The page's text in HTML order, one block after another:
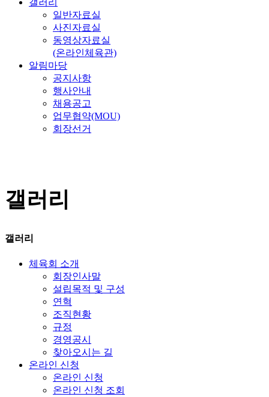
갤러리
일반자료실
사진자료실
동영상자료실
(온라인체육관)
알림마당
공지사항
행사안내
채용공고
업무협약(MOU)
회장선거
갤러리
갤러리
체육회 소개
회장인사말
설립목적 및 구성
연혁
조직현황
규정
경영공시
찾아오시는 길
온라인 신청
온라인 신청
온라인 신청 조회